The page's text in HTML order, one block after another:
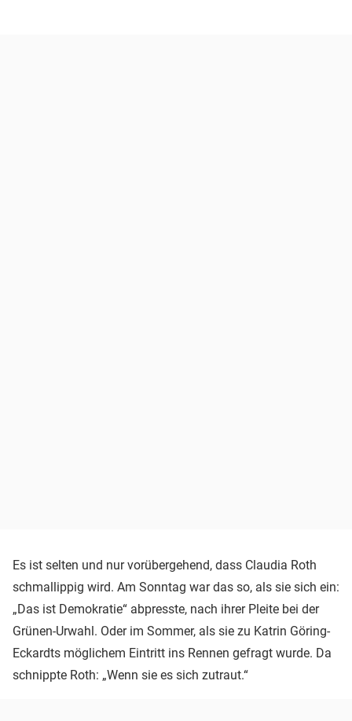
Es ist selten und nur vorübergehend, dass Claudia Roth
schmallippig wird. Am Sonntag war das so, als sie sich ein:
„Das ist Demokratie“ abpresste, nach ihrer Pleite bei der
Grünen-Urwahl. Oder im Sommer, als sie zu Katrin Göring-
Eckardts möglichem Eintritt ins Rennen gefragt wurde. Da
schnippte Roth: „Wenn sie es sich zutraut.“